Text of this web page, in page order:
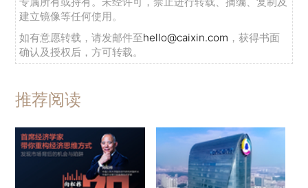
建立镜像等任何使用。
如有意愿转载，请发邮件至hello@caixin.com ，获得书面
确认及授权后，方可转载。
推荐阅读